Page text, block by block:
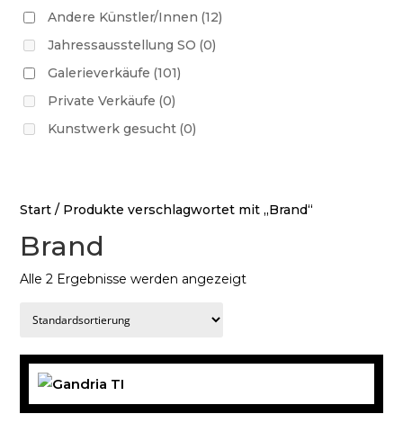
Start / Produkte verschlagwortet mit „Brand“
Brand
Alle 2 Ergebnisse werden angezeigt
Andere Künstler/Innen (12)
Jahressausstellung SO (0)
Galerieverkäufe (101)
Private Verkäufe (0)
Kunstwerk gesucht (0)